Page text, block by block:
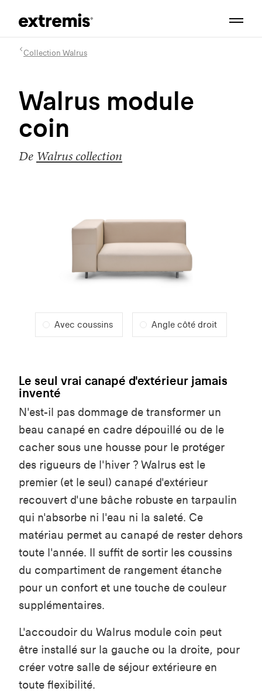
Collection Walrus
Walrus module
coin
De Walrus collection
Avec coussins Angle côté droit
Le seul vrai canapé d'extérieur jamais
inventé
N'est-il pas dommage de transformer un
beau canapé en cadre dépouillé ou de le
cacher sous une housse pour le protéger
des rigueurs de l'hiver ? Walrus est le
premier (et le seul) canapé d'extérieur
recouvert d'une bâche robuste en tarpaulin
qui n'absorbe ni l'eau ni la saleté. Ce
matériau permet au canapé de rester dehors
toute l'année. Il suffit de sortir les coussins
du compartiment de rangement étanche
pour un confort et une touche de couleur
supplémentaires.
L'accoudoir du Walrus module coin peut
être installé sur la gauche ou la droite, pour
créer votre salle de séjour extérieure en
toute flexibilité.